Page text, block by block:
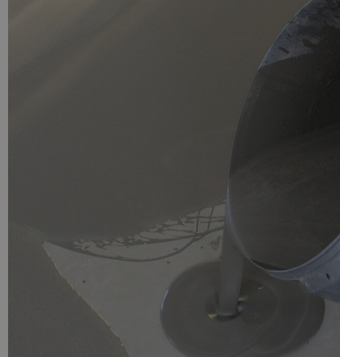
Impregneer snel
Tegelprimer
Schraaplaag PU